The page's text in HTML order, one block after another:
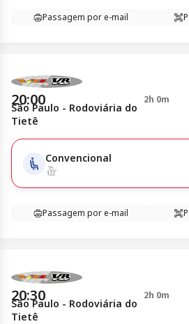
Passagem por e-mail
20:00 2h 0m
São Paulo - Rodoviária do
Tietê
Convencional
Passagem por e-mail
20:30 2h 0m
São Paulo - Rodoviária do
Tietê